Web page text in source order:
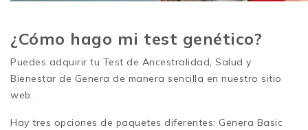
¿Cómo hago mi test genético?
Puedes adquirir tu Test de Ancestralidad, Salud y
Bienestar de Genera de manera sencilla en nuestro sitio
web.
Hay tres opciones de paquetes diferentes: Genera Basic